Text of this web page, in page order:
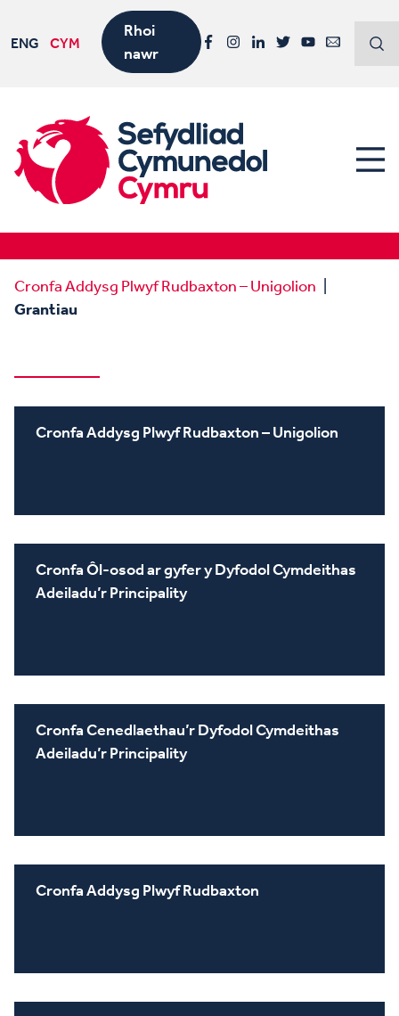
ENG CYM
Rhoi
nawr
Cronfa Addysg Plwyf Rudbaxton – Unigolion
Grantiau
Cronfa Addysg Plwyf Rudbaxton – Unigolion
Cronfa Ôl-osod ar gyfer y Dyfodol Cymdeithas
Adeiladu’r Principality
Cronfa Cenedlaethau’r Dyfodol Cymdeithas
Adeiladu’r Principality
Cronfa Addysg Plwyf Rudbaxton